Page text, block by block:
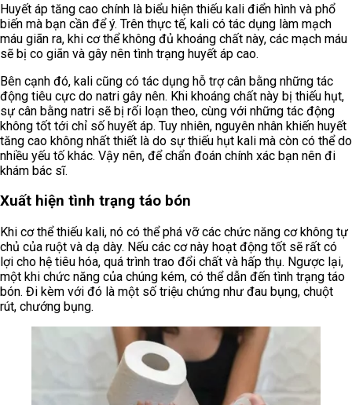
Huyết áp tăng cao chính là biểu hiện thiếu kali điển hình và phổ
biến mà bạn cần để ý. Trên thực tế, kali có tác dụng làm mạch
máu giãn ra, khi cơ thể không đủ khoáng chất này, các mạch máu
sẽ bị co giãn và gây nên tình trạng huyết áp cao.
Bên cạnh đó, kali cũng có tác dụng hỗ trợ cân bằng những tác
động tiêu cực do natri gây nên. Khi khoáng chất này bị thiếu hụt,
sự cân bằng natri sẽ bị rối loạn theo, cùng với những tác động
không tốt tới chỉ số huyết áp. Tuy nhiên, nguyên nhân khiến huyết
tăng cao không nhất thiết là do sự thiếu hụt kali mà còn có thể do
nhiều yếu tố khác. Vậy nên, để chẩn đoán chính xác bạn nên đi
khám bác sĩ.
Xuất hiện tình trạng táo bón
Khi cơ thể thiếu kali, nó có thể phá vỡ các chức năng cơ không tự
chủ của ruột và dạ dày. Nếu các cơ này hoạt động tốt sẽ rất có
lợi cho hệ tiêu hóa, quá trình trao đổi chất và hấp thụ. Ngược lại,
một khi chức năng của chúng kém, có thể dẫn đến tình trạng táo
bón. Đi kèm với đó là một số triệu chứng như đau bụng, chuột
rút, chướng bụng.